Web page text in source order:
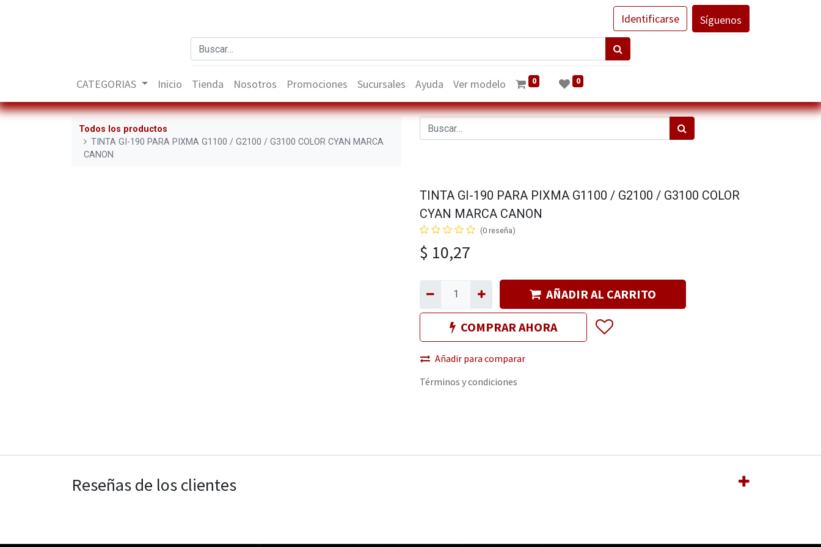
Identificarse Síguenos
CATEGORIAS Inicio Tienda Nosotros Promociones Sucursales Ayuda Ver modelo 0 0
Todos los productos
TINTA GI-190 PARA PIXMA G1100 / G2100 / G3100 COLOR CYAN MARCA
CANON
TINTA GI-190 PARA PIXMA G1100 / G2100 / G3100 COLOR
CYAN MARCA CANON
(0 reseña)
$ 10,27
AÑADIR AL CARRITO
COMPRAR AHORA
Añadir para comparar
Términos y condiciones
Reseñas de los clientes